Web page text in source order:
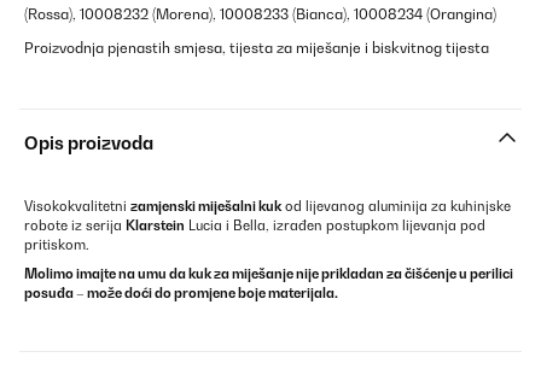
(Rossa), 10008232 (Morena), 10008233 (Bianca), 10008234 (Orangina)
Proizvodnja pjenastih smjesa, tijesta za miješanje i biskvitnog tijesta
Opis proizvoda
Visokokvalitetni zamjenski miješalni kukod lijevanog aluminija za kuhinjske
robote iz serija Klarstein Lucia i Bella, izrađen postupkom lijevanja pod
pritiskom.
Molimo imajte na umu da kuk za miješanje nije prikladan za čišćenje u perilici
posuđa – može doći do promjene boje materijala.